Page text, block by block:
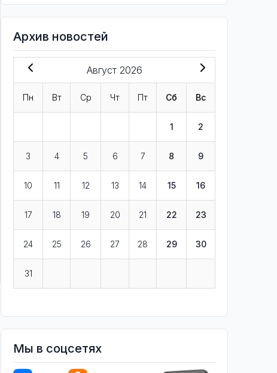
Архив новостей
Август 2026
Пн Вт Ср Чт Пт Сб Вс
1 2
3 4 5 6 7 8 9
10 11 12 13 14 15 16
17 18 19 20 21 22 23
24 25 26 27 28 29 30
31
Мы в соцсетях